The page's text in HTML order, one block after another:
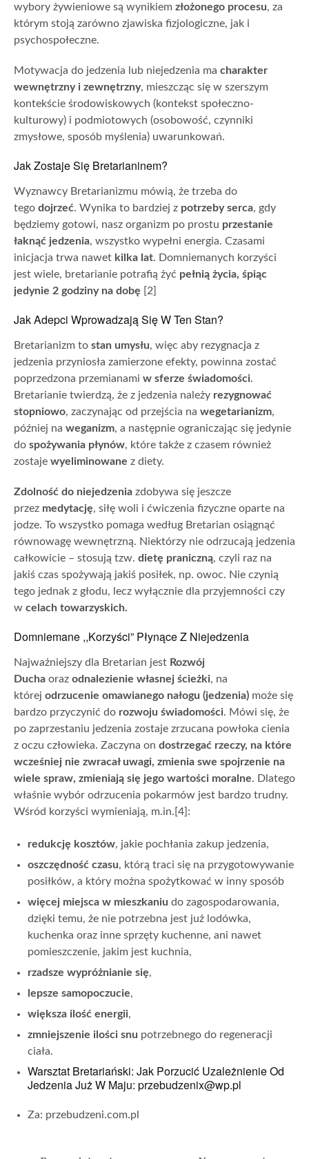
wybory żywieniowe są wynikiem złożonego procesu, za
którym stoją zarówno zjawiska fizjologiczne, jak i
psychospołeczne.
Motywacja do jedzenia lub niejedzenia ma charakter
wewnętrzny i zewnętrzny, mieszcząc się w szerszym
kontekście środowiskowych (kontekst społeczno-
kulturowy) i podmiotowych (osobowość, czynniki
zmysłowe, sposób myślenia) uwarunkowań.
Jak Zostaje Się Bretarianinem?
Wyznawcy Bretarianizmu mówią, że trzeba do
tego dojrzeć. Wynika to bardziej z potrzeby serca, gdy
będziemy gotowi, nasz organizm po prostu przestanie
łaknąć jedzenia, wszystko wypełni energia. Czasami
inicjacja trwa nawet kilka lat. Domniemanych korzyści
jest wiele, bretarianie potrafią żyć pełnią życia, śpiąc
jedynie 2 godziny na dobę [2]
Jak Adepci Wprowadzają Się W Ten Stan?
Bretarianizm to stan umysłu, więc aby rezygnacja z
jedzenia przyniosła zamierzone efekty, powinna zostać
poprzedzona przemianami w sferze świadomości.
Bretarianie twierdzą, że z jedzenia należy rezygnować
stopniowo, zaczynając od przejścia na wegetarianizm,
później na weganizm, a następnie ograniczając się jedynie
do spożywania płynów, które także z czasem również
zostaje wyeliminowane z diety.
Zdolność do niejedzenia zdobywa się jeszcze
przez medytację, siłę woli i ćwiczenia fizyczne oparte na
jodze. To wszystko pomaga według Bretarian osiągnąć
równowagę wewnętrzną. Niektórzy nie odrzucają jedzenia
całkowicie – stosują tzw. dietę praniczną, czyli raz na
jakiś czas spożywają jakiś posiłek, np. owoc. Nie czynią
tego jednak z głodu, lecz wyłącznie dla przyjemności czy
w celach towarzyskich.
Domniemane ,,Korzyści” Płynące Z Niejedzenia
Najważniejszy dla Bretarian jest Rozwój
Ducha oraz odnalezienie własnej ścieżki, na
której odrzucenie omawianego nałogu (jedzenia) może się
bardzo przyczynić do rozwoju świadomości. Mówi się, że
po zaprzestaniu jedzenia zostaje zrzucana powłoka cienia
z oczu człowieka. Zaczyna on dostrzegać rzeczy, na które
wcześniej nie zwracał uwagi, zmienia swe spojrzenie na
wiele spraw, zmieniają się jego wartości moralne. Dlatego
właśnie wybór odrzucenia pokarmów jest bardzo trudny.
Wśród korzyści wymieniają, m.in.[4]:
redukcję kosztów, jakie pochłania zakup jedzenia,
oszczędność czasu, którą traci się na przygotowywanie
posiłków, a który można spożytkować w inny sposób
więcej miejsca w mieszkaniu do zagospodarowania,
dzięki temu, że nie potrzebna jest już lodówka,
kuchenka oraz inne sprzęty kuchenne, ani nawet
pomieszczenie, jakim jest kuchnia,
rzadsze wypróżnianie się,
lepsze samopoczucie,
większa ilość energii,
zmniejszenie ilości snu potrzebnego do regeneracji
ciała.
Warsztat Bretariański: Jak Porzucić Uzależnienie Od
Jedzenia Już W Maju: przebudzenix@wp.pl
Za: przebudzeni.com.pl